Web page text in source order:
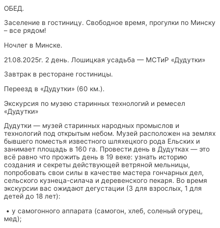
ОБЕД.
Заселение в гостиницу. Свободное время, прогулки по Минску
– все рядом!
Ночлег в Минске.
21.08.2025г. 2 день. Лошицкая усадьба — МСТиР «Дудутки»
Завтрак в ресторане гостиницы.
Переезд в «Дудутки» (60 км.).
Экскурсия по музею старинных технологий и ремесел
«Дудутки»
Дудутки — музей старинных народных промыслов и
технологий под открытым небом. Музей расположен на землях
бывшего поместья известного шляхецкого рода Ельских и
занимает площадь в 160 га. Провести день в Дудутках — это
всё равно что прожить день в 19 веке: узнать историю
создания и секреты действующей ветряной мельницы,
попробовать свои силы в качестве мастера гончарных дел,
сельского кузнеца-силача и деревенского пекаря. Во время
экскурсии вас ожидают дегустации (3 для взрослых, 1 для
детей до 18 лет):
• у самогонного аппарата (самогон, хлеб, соленый огурец,
мед);